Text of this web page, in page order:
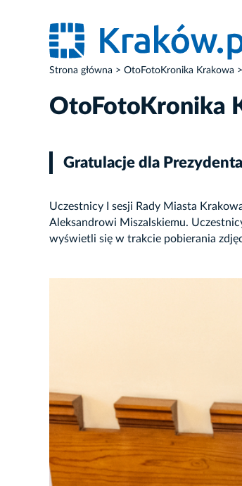
Strona główna OtoFotoKronika Krakowa
OtoFotoKronika
Gratulacje dla
Uczestnicy I sesji Rady Miasta
Aleksandrowi Miszalskiemu.
wyświetli się w trakcie pobierania